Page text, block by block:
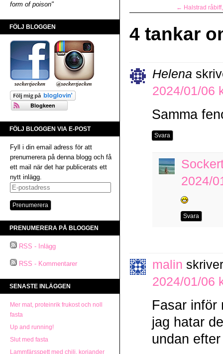
form of poison"
FÖLJ BLOGGEN
FÖLJ BLOGGEN VIA E-POST
Fyll i din email adress för att
prenumerera på denna blogg och få
ett mail när det har publicerats ett
nytt inlägg.
E-
PRENUMERERA PÅ BLOGGEN
RSS - Inlägg
RSS - Kommentarer
SENASTE INLÄGGEN
Mer mat, proteinrik frukost och noll
fasta
Up and running!
Slut med fasta
Lammfärsspett med chili, koriander
← Halstrad
4 tankar
Helena
2024/01/06
Samma
Svara
2024/
Svara
malin
2024/01/06
Fasar inför
jag hatar
undan